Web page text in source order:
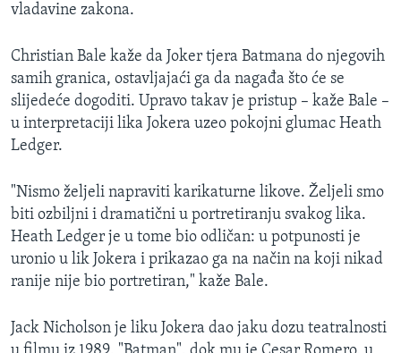
vladavine zakona.
Christian Bale kaže da Joker tjera Batmana do njegovih
samih granica, ostavljajaći ga da nagađa što će se
slijedeće dogoditi. Upravo takav je pristup – kaže Bale –
u interpretaciji lika Jokera uzeo pokojni glumac Heath
Ledger.
"Nismo željeli napraviti karikaturne likove. Željeli smo
biti ozbiljni i dramatični u portretiranju svakog lika.
Heath Ledger je u tome bio odličan: u potpunosti je
uronio u lik Jokera i prikazao ga na način na koji nikad
ranije nije bio portretiran," kaže Bale.
Jack Nicholson je liku Jokera dao jaku dozu teatralnosti